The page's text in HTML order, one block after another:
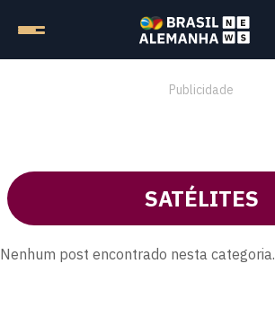
Publicidade
SATÉLITES
Nenhum post encontrado nesta categoria.